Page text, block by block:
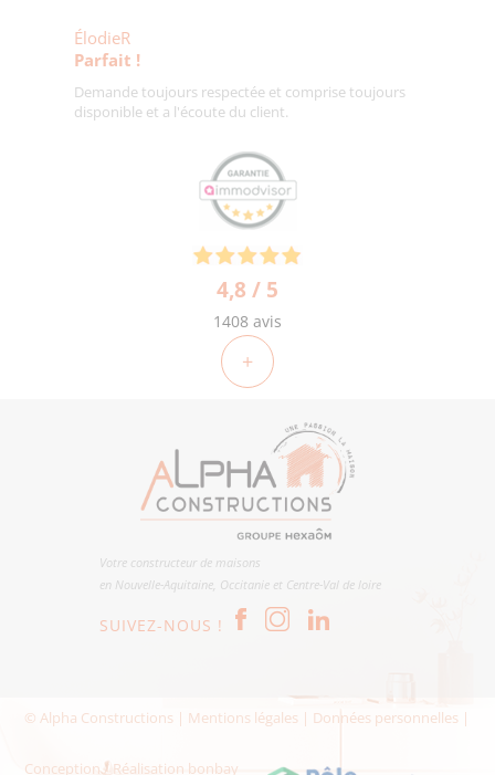
ÉlodieR
Parfait !
Demande toujours respectée et comprise toujours
disponible et a l'écoute du client.
4,8 / 5
1408 avis
+
Votre constructeur de maisons
en Nouvelle-Aquitaine, Occitanie et Centre-Val de loire
SUIVEZ-NOUS !
© Alpha Constructions | Mentions légales | Données personnelles |
Conception / Réalisation bonbay